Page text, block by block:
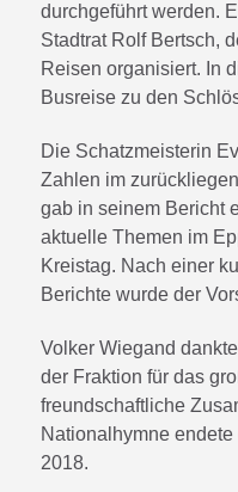
durchgeführt werden.
Stadtrat Rolf Bertsch,
Reisen organisiert. In
Busreise zu den
Die Schatzmeisterin
Zahlen im
gab in seinem Bericht
aktuelle Themen im
Kreistag. Nach einer
Berichte wurde der
Volker Wiegand
der Fraktion für das
freundschaftliche
Nationalhymne
2018.